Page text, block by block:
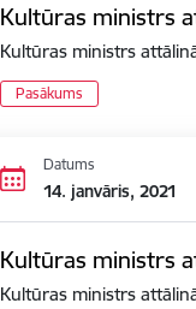
Kultūras ministrs
Kultūras ministrs
Pasākums
Datums
14. janvāris, 2021
Kultūras ministrs
Kultūras ministrs